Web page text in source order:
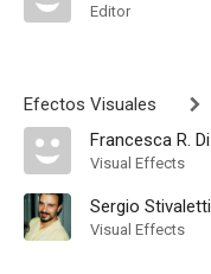
Editor
Efectos Visuales
Visual Effects
Sergio Stivaletti
Visual Effects